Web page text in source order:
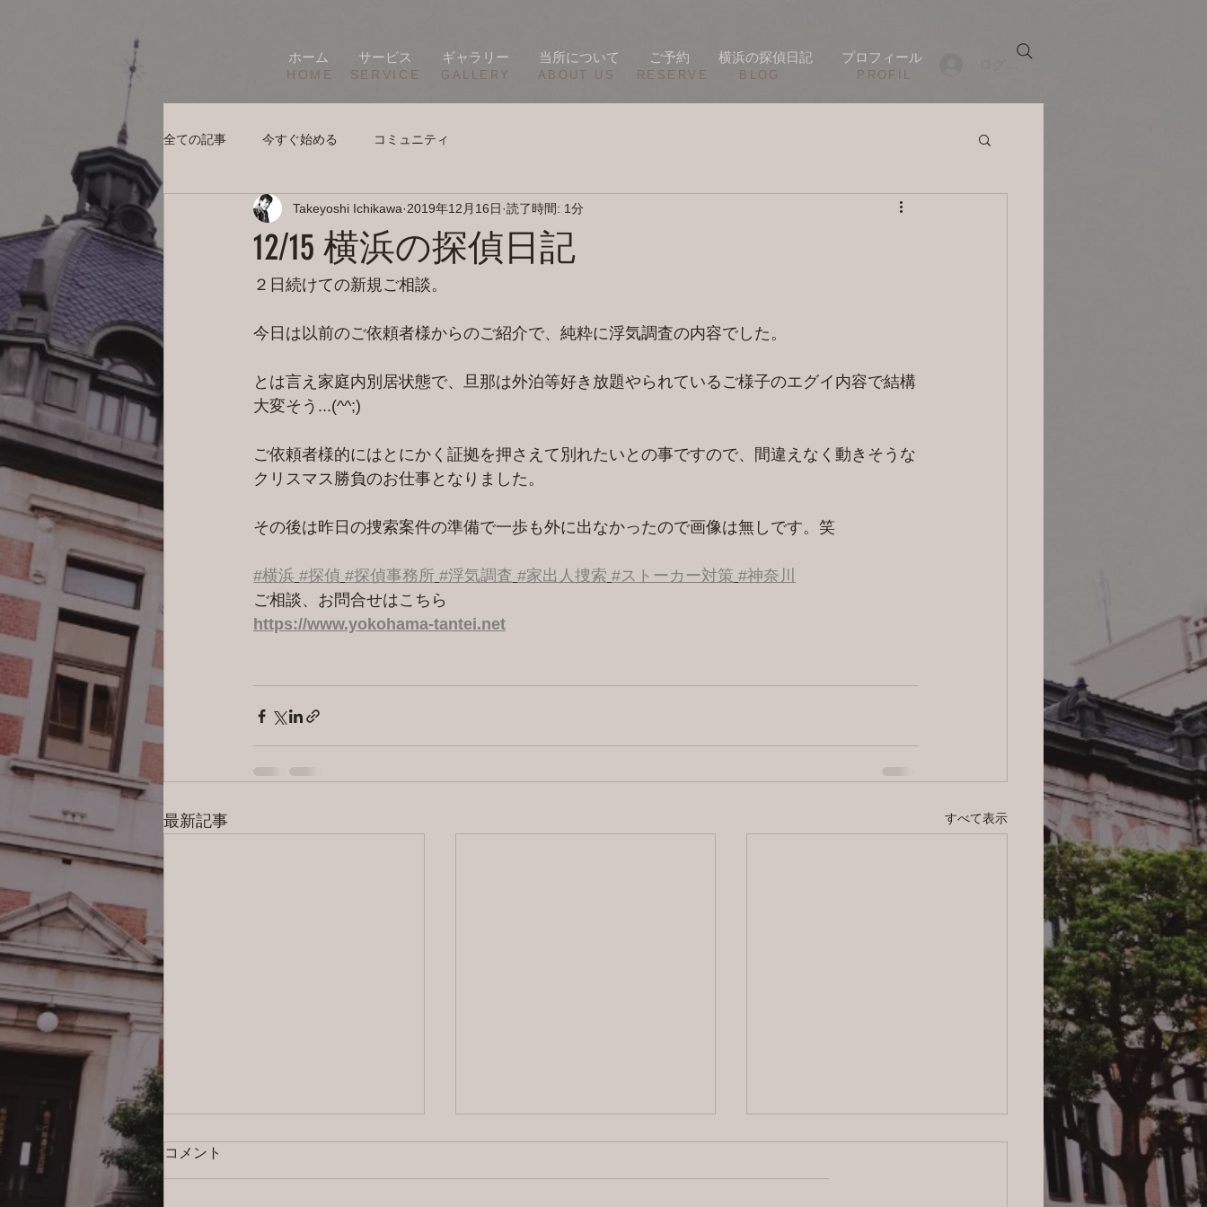
ログイン
ホーム サービス ギャラリー 当所について ご予約 横浜の探偵日記 プロフィール
HOME SERVICE ​GALLERY ​ABOUT US ​PROFIL
RESERVE BLOG
全ての記事 今すぐ始める コミュニティ
12/15 横浜の探偵日記
Takeyoshi Ichikawa 2019年12月16日 読了時間: 1分
２日続けての新規ご相談。
今日は以前のご依頼者様からのご紹介で、純粋に浮気調査の内容でした。
とは言え家庭内別居状態で、旦那は外泊等好き放題やられているご様子のエグイ内容で結構
大変そう...(^^;)
ご依頼者様的にはとにかく証拠を押さえて別れたいとの事ですので、間違えなく動きそうな
クリスマス勝負のお仕事となりました。
その後は昨日の捜索案件の準備で一歩も外に出なかったので画像は無しです。笑
#横浜 #探偵 #探偵事務所 #浮気調査 #家出人捜索 #ストーカー対策 #神奈川
ご相談、お問合せはこちら
https://www.yokohama-tantei.net
最新記事 すべて表示
コメント